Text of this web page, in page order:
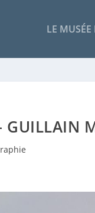
LE
GUILLAIN